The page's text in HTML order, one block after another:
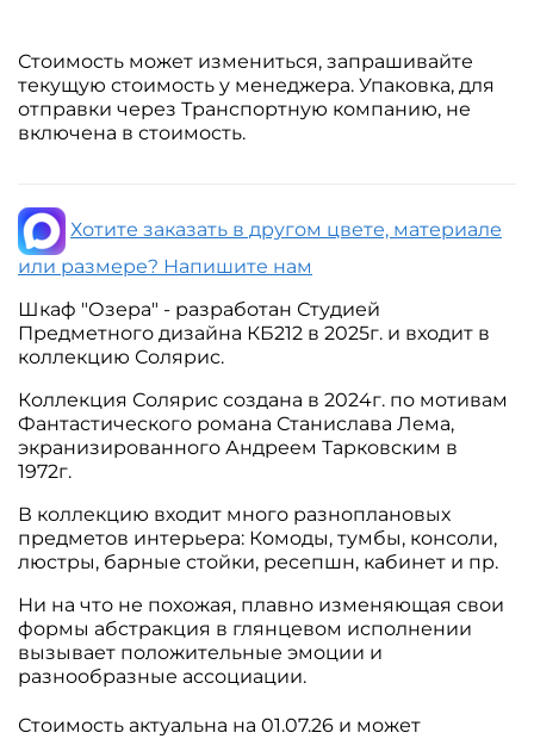
Стоимость может измениться, запрашивайте
текущую стоимость у менеджера. Упаковка, для
отправки через Транспортную компанию, не
включена в стоимость.
Хотите заказать в другом цвете, материале
или размере? Напишите нам
Шкаф "Озера" - разработан Студией
Предметного дизайна КБ212 в 2025г. и входит в
коллекцию Солярис.
Коллекция Солярис создана в 2024г. по мотивам
Фантастического романа Станислава Лема,
экранизированного Андреем Тарковским в
1972г.
В коллекцию входит много разноплановых
предметов интерьера: Комоды, тумбы, консоли,
люстры, барные стойки, ресепшн, кабинет и пр.
Ни на что не похожая, плавно изменяющая свои
формы абстракция в глянцевом исполнении
вызывает положительные эмоции и
разнообразные ассоциации.
Стоимость актуальна на 01.07.26 и может